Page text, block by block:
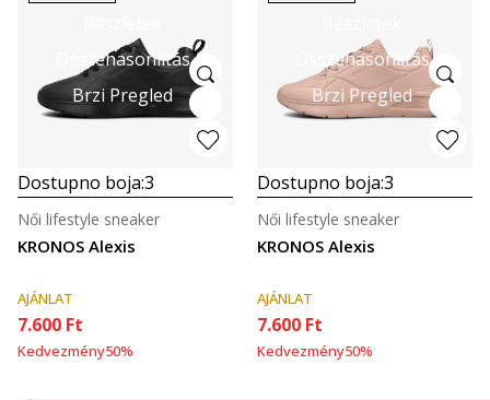
Összehasonlítás
Brzi Pregled
Dostupno boja:3
KRONOS Alexis
Női lifestyle sneaker
AJÁNLAT
7.600 Ft
Kedvezmény50%
Összehasonlítás
Brzi Pregled
Dostupno boja:3
KRONOS Alexis
Női lifestyle sneaker
AJÁNLAT
7.600 Ft
Kedvezmény50%